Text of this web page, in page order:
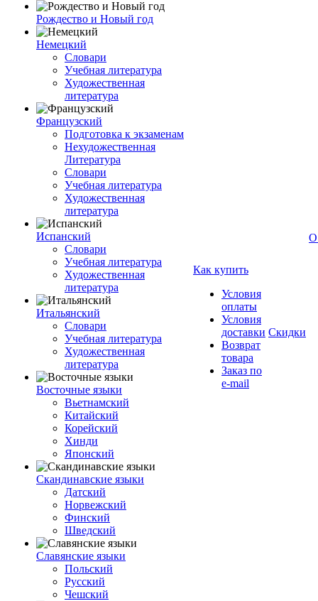
Рождество и Новый год
Немецкий
Словари
Учебная литература
Художественная
литература
Французский
Подготовка к экзаменам
Нехудожественная
Литература
Словари
Учебная литература
Художественная
литература
Испанский
Словари
Учебная литература
Художественная
литература
Итальянский
Словари
Учебная литература
Художественная
литература
Восточные языки
Вьетнамский
Китайский
Корейский
Хинди
Японский
Скандинавские языки
Датский
Норвежский
Финский
Шведский
Славянские языки
Польский
Русский
Чешский
Как купить
Условия
оплаты
Условия
доставки
Возврат
товара
Заказ по
e-mail
Скидки
О